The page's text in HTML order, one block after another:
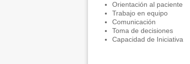
Orientación al paciente
Trabajo en equipo
Comunicación
Toma de decisiones
Capacidad de Iniciativa